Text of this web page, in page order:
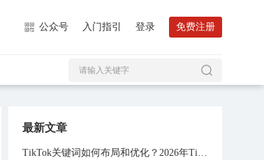
公众号 入门指引 登录 免费注册
最新文章
TikTok关键词如何布局和优化？2026年TikTok关键词优化实操分享！